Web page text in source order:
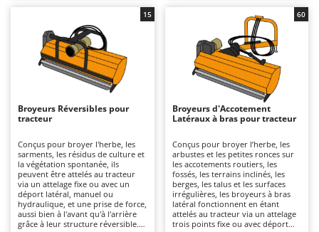
Bancs de scie pour le bois - Scies à bûches
Barbecues
Bennes pour tracteur
Brosses pour sols extérieurs
Brouettes à moteur
Broyeurs à axe horizontal pour tracteur
Butteurs pour tracteur
C
Chargeurs de batterie - Démarreurs
Charrues pour tracteur
Ardes
Argo
Ariete
Attila
Ausonia
Awelco
B
Baesso
Bahco
taille, grâce à des largeurs de
travail et des structures
disponibles en différentes
robustesses. Un large choix de
séries légères, moyennes et
lourdes permet d'adapter la
machine à la puissance du tracteur
(de 20 à 80 CV selon le modèle) et
au type de travail. Ces machines
peuvent être équipées de
systèmes de broyage à couteaux
et les résidus tendres, ou de
marteaux dentés si nécessaire,
pour broyer la végétation plus
résistante, les sarments et les
matériaux ligneux. L'entretien
prévoit des inspections fréquentes
avec lubrification des pièces
mobiles (cardans, roulements,
articulations et axes), contrôle de
rangées des cultures, elles
fonctionnent en étant attelées au
tracteur via un attelage trois
points fixe ou à déplacement
latéral, manuelle ou hydraulique,
et une prise de force, ce qui les
rend idéales pour les
interventions d'entretien dans les
vignobles, les vergers et les
cultures en rangs, pour des
utilisations allant du semi-
professionnel au professionnel,
moyenne à grande. Elles sont
généralement compatibles avec
des tracteurs d'une puissance
comprise entre 30 et 70 CV et,
surtout, avec une pompe
hydraulique d'un débit minimal de
30 l/min. Elles sont disponibles en
différentes robustesses et poids
pour s'adapter à la puissance du
Broyeurs Réversibles pour
tracteur
Conçus pour broyer l'herbe, les
sarments, les résidus de culture et
la végétation spontanée, ils
peuvent être attelés au tracteur
via un attelage fixe ou avec un
déport latéral, manuel ou
hydraulique, et une prise de force,
aussi bien à l'avant qu'à l'arrière
grâce à leur structure réversible.
15
Broyeurs d'Accotement
Latéraux à bras pour tracteur
Conçus pour broyer l’herbe, les
arbustes et les petites ronces sur
les accotements routiers, les
fossés, les terrains inclinés, les
berges, les talus et les surfaces
irrégulières, les broyeurs à bras
latéral fonctionnent en étant
attelés au tracteur via un attelage
trois points fixe ou avec déport
60